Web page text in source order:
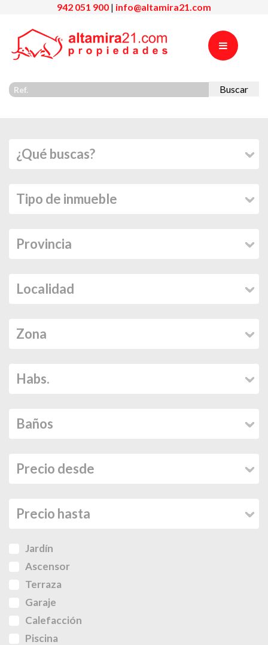
942 051 900 | info@altamira21.com
Buscar
Jardín
Ascensor
Terraza
Garaje
Calefacción
Piscina